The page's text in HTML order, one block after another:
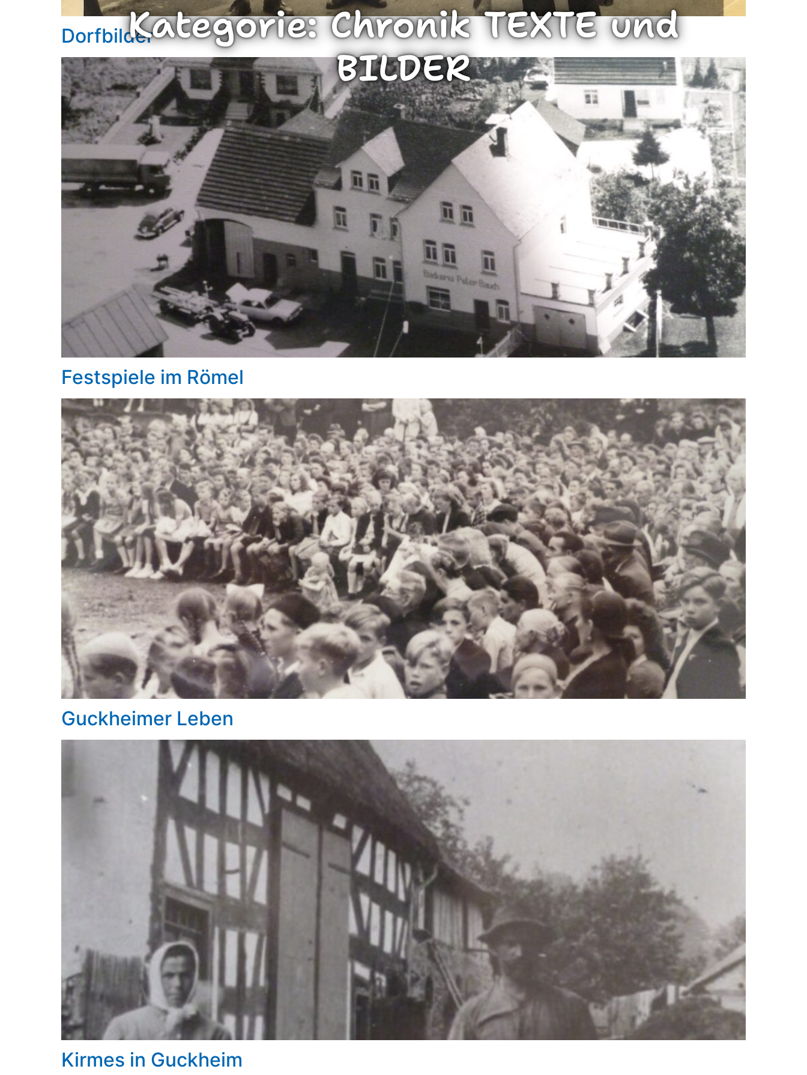
Kategorie:Chronik TEXTE und
BILDER
Dorfbilder
Festspiele im Römel
Guckheimer Leben
Kirmes in Guckheim